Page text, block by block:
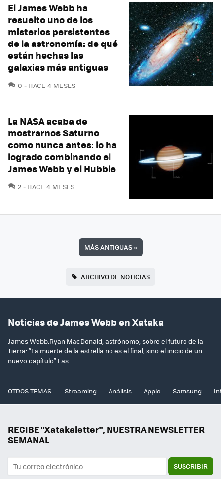
El James Webb ha
resuelto uno de los
misterios persistentes
de la astronomía: de qué
están hechas las
galaxias más antiguas
0 COMENTARIOS
HACE 4 MESES
La NASA acaba de
mostrarnos Saturno
como nunca antes: lo ha
logrado combinando el
James Webb y el Hubble
2 COMENTARIOS
HACE 4 MESES
MÁS ANTIGUAS»
ARCHIVO DE NOTICIAS
Noticias de James Webb en Xataka
James Webb:Ryan MacDonald, astrónomo, sobre el futuro de la
Tierra: “La muerte de la estrella no es el final, sino el inicio de un
nuevo capítulo”.Las..
OTROS TEMAS: Streaming Análisis Apple Samsung
RECIBE "Xatakaletter", NUESTRA NEWSLETTER
SEMANAL
SUSCRIBIR